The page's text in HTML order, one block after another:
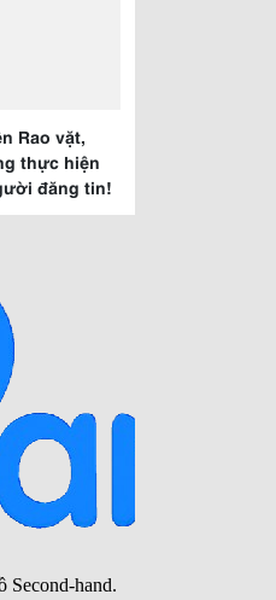
Rao vặt,
thực hiện
đăng tin!